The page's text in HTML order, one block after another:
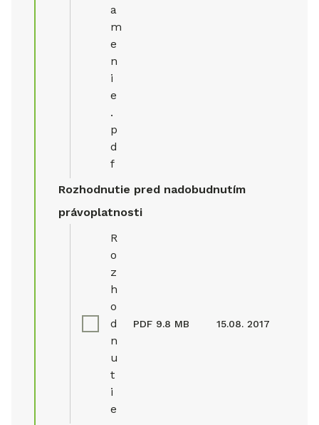
a
m
e
n
i
e
.
p
d
f
Rozhodnutie pred nadobudnutím
právoplatnosti
R
o
z
h
o
d
n
u
t
i
e
PDF 9.8 MB 15.08. 2017